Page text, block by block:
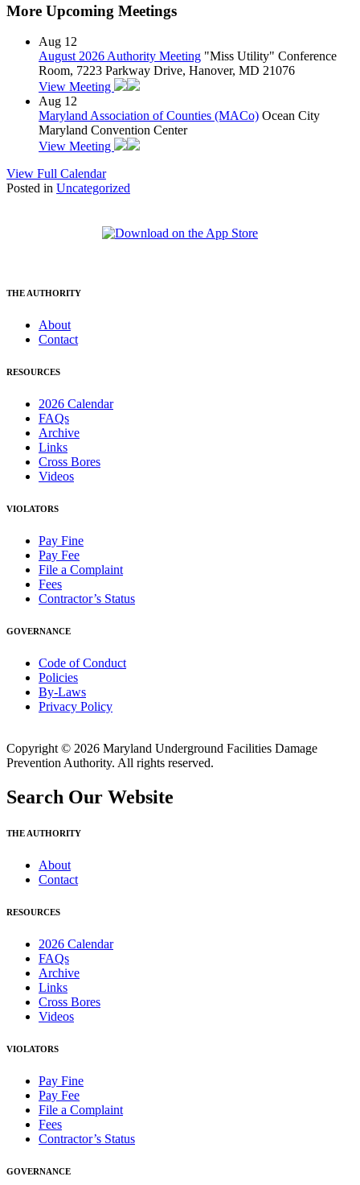
More Upcoming Meetings
Aug 12
August 2026 Authority Meeting "Miss Utility" Conference
Room, 7223 Parkway Drive, Hanover, MD 21076
View Meeting
Aug 12
Maryland Association of Counties (MACo) Ocean City
Maryland Convention Center
View Meeting
View Full Calendar
Posted in Uncategorized
THE AUTHORITY
About
Contact
RESOURCES
2026 Calendar
FAQs
Archive
Links
Cross Bores
Videos
VIOLATORS
Pay Fine
Pay Fee
File a Complaint
Fees
Contractor’s Status
GOVERNANCE
Code of Conduct
Policies
By-Laws
Privacy Policy
Copyright © 2026 Maryland Underground Facilities Damage
Prevention Authority. All rights reserved.
Search Our Website
THE AUTHORITY
About
Contact
RESOURCES
2026 Calendar
FAQs
Archive
Links
Cross Bores
Videos
VIOLATORS
Pay Fine
Pay Fee
File a Complaint
Fees
Contractor’s Status
GOVERNANCE